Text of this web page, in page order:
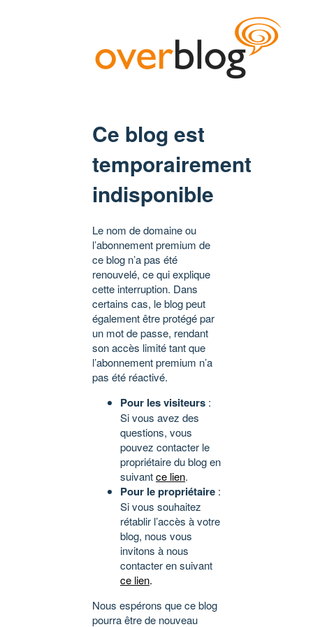
Ce blog est
temporairement
indisponible
Le nom de domaine ou
l’abonnement premium de
ce blog n’a pas été
renouvelé, ce qui explique
cette interruption. Dans
certains cas, le blog peut
également être protégé par
un mot de passe, rendant
son accès limité tant que
l’abonnement premium n’a
pas été réactivé.
Pour les visiteurs :
Si vous avez des
questions, vous
pouvez contacter le
propriétaire du blog en
suivantce lien.
Pour le propriétaire :
Si vous souhaitez
rétablir l’accès à votre
blog, nous vous
invitons à nous
contacter en suivant
ce lien.
Nous espérons que ce blog
pourra être de nouveau